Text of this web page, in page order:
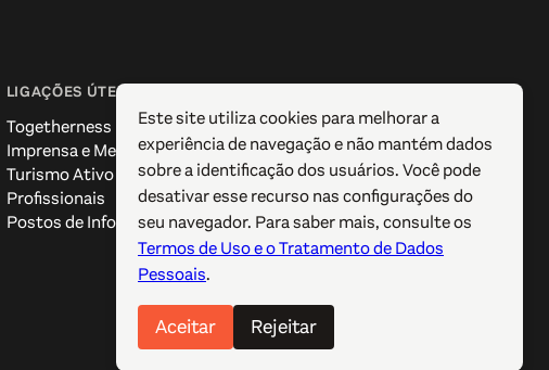
LIGAÇÕES ÚTEIS
Togetherness
Imprensa e Media
Turismo Ativo
Profissionais
Postos de Informação Turística
Facebook
Instagram
X / Twitter
Pinterest
YouTube
Este site utiliza cookies para melhorar a
experiência de navegação e não mantém dados
sobre a identificação dos usuários. Você pode
desativar esse recurso nas configurações do
seu navegador. Para saber mais, consulte os
Termos de Uso e o Tratamento de Dados
Pessoais.
Aceitar Rejeitar